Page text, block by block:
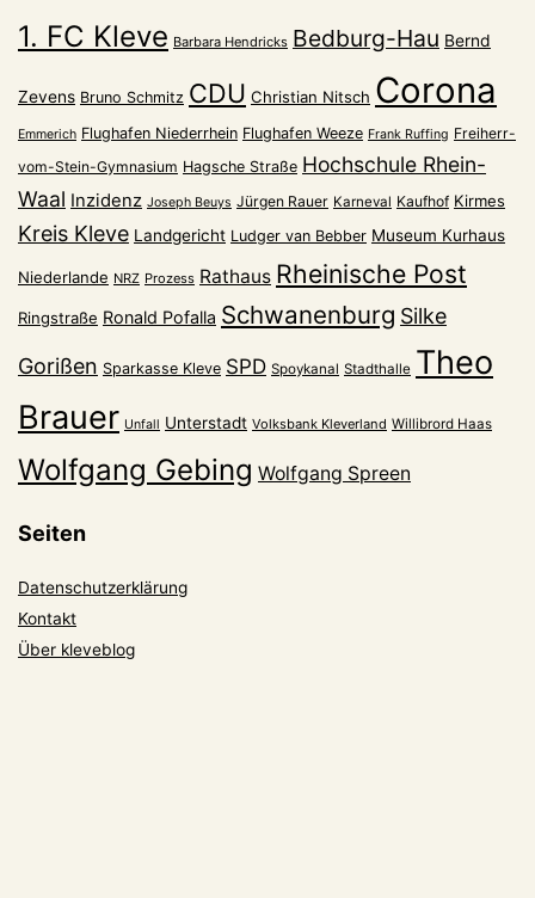
1. FC Kleve Barbara Hendricks Bedburg-Hau Bernd
Zevens Bruno Schmitz CDU Christian Nitsch Corona
Emmerich Flughafen Niederrhein Flughafen Weeze Frank Ruffing Freiherr-
vom-Stein-Gymnasium Hagsche Straße Hochschule Rhein-
Waal Inzidenz Joseph Beuys Jürgen Rauer Karneval Kaufhof Kirmes
Kreis Kleve Landgericht Ludger van Bebber Museum Kurhaus
Niederlande NRZ Prozess Rathaus Rheinische Post
Ringstraße Ronald Pofalla Schwanenburg Silke
Gorißen Sparkasse Kleve SPD Spoykanal Stadthalle Theo
Brauer Unfall Unterstadt Volksbank Kleverland Willibrord Haas
Wolfgang Gebing Wolfgang Spreen
Seiten
Datenschutzerklärung
Kontakt
Über kleveblog